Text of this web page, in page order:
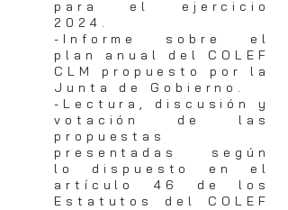
para el ejercicio
2024.
-Informe sobre el
plan anual del COLEF
CLM propuesto por la
Junta de Gobierno.
-Lectura, discusión y
votación de las
propuestas
presentadas según
lo dispuesto en el
artículo 46 de los
Estatutos del COLEF